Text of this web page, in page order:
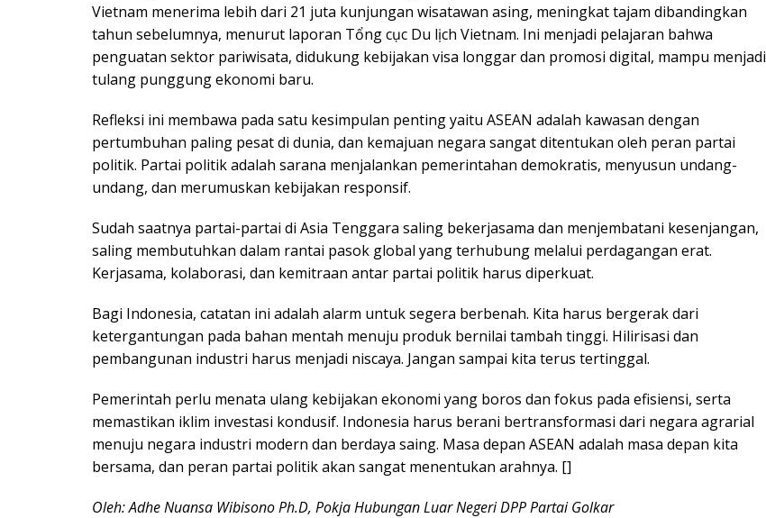
Vietnam menerima lebih dari 21 juta kunjungan wisatawan asing, meningkat tajam dibandingkan
tahun sebelumnya, menurut laporan Tổng cục Du lịch Vietnam. Ini menjadi pelajaran bahwa
penguatan sektor pariwisata, didukung kebijakan visa longgar dan promosi digital, mampu menjadi
tulang punggung ekonomi baru.
Refleksi ini membawa pada satu kesimpulan penting yaitu ASEAN adalah kawasan dengan
pertumbuhan paling pesat di dunia, dan kemajuan negara sangat ditentukan oleh peran partai
politik. Partai politik adalah sarana menjalankan pemerintahan demokratis, menyusun undang-
undang, dan merumuskan kebijakan responsif.
Sudah saatnya partai-partai di Asia Tenggara saling bekerjasama dan menjembatani kesenjangan,
saling membutuhkan dalam rantai pasok global yang terhubung melalui perdagangan erat.
Kerjasama, kolaborasi, dan kemitraan antar partai politik harus diperkuat.
Bagi Indonesia, catatan ini adalah alarm untuk segera berbenah. Kita harus bergerak dari
ketergantungan pada bahan mentah menuju produk bernilai tambah tinggi. Hilirisasi dan
pembangunan industri harus menjadi niscaya. Jangan sampai kita terus tertinggal.
Pemerintah perlu menata ulang kebijakan ekonomi yang boros dan fokus pada efisiensi, serta
memastikan iklim investasi kondusif. Indonesia harus berani bertransformasi dari negara agrarial
menuju negara industri modern dan berdaya saing. Masa depan ASEAN adalah masa depan kita
bersama, dan peran partai politik akan sangat menentukan arahnya. []
Oleh: Adhe Nuansa Wibisono Ph.D, Pokja Hubungan Luar Negeri DPP Partai Golkar